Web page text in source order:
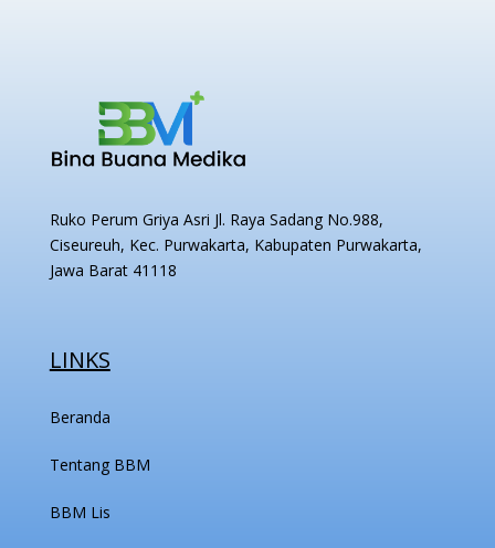
Ruko Perum Griya Asri Jl. Raya Sadang No.988,
Ciseureuh, Kec. Purwakarta, Kabupaten Purwakarta,
Jawa Barat 41118
LINKS
Beranda
Tentang BBM
BBM Lis